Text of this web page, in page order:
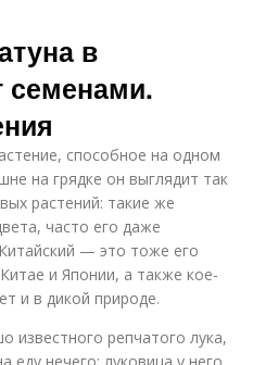
в
семенами.
способное на одном
на грядке он выглядит так
растений: такие же
часто его даже
— это тоже его
и Японии, а также кое-
и в дикой природе.
известного репчатого лука,
еду нечего: луковица у него